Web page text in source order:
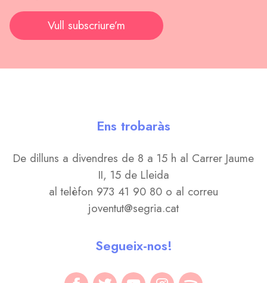
Vull subscriure’m
Ens trobaràs
De dilluns a divendres de 8 a 15 h al Carrer Jaume
II, 15 de Lleida
al telèfon 973 41 90 80 o al correu
joventut@segria.cat
Segueix-nos!